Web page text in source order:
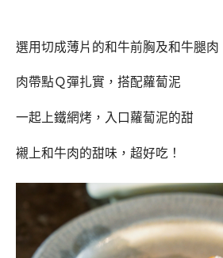
選用切成薄片的和牛前胸及和牛腿肉
肉帶點Ｑ彈扎實，搭配蘿蔔泥
一起上鐵網烤，入口蘿蔔泥的甜
襯上和牛肉的甜味，超好吃！